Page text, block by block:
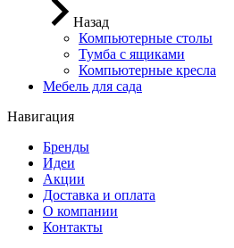
Назад
Компьютерные столы
Тумба с ящиками
Компьютерные кресла
Мебель для сада
Навигация
Бренды
Идеи
Акции
Доставка и оплата
О компании
Контакты